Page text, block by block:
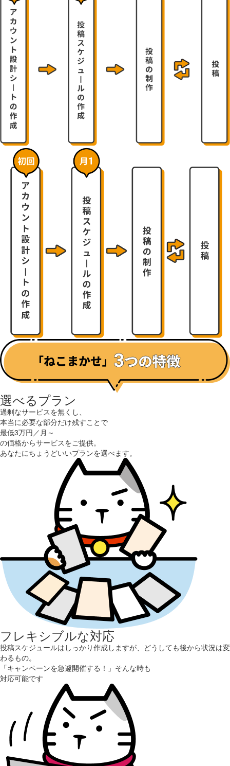
選べるプラン
過剰なサービスを無くし、
本当に必要な部分だけ残すことで
最低3万円／月～
の価格からサービスをご提供。
あなたにちょうどいいプランを選べます。
フレキシブルな対応
投稿スケジュールはしっかり作成しますが、どうしても後から状況は変
わるもの。
「キャンペーンを急遽開催する！」そんな時も
対応可能です